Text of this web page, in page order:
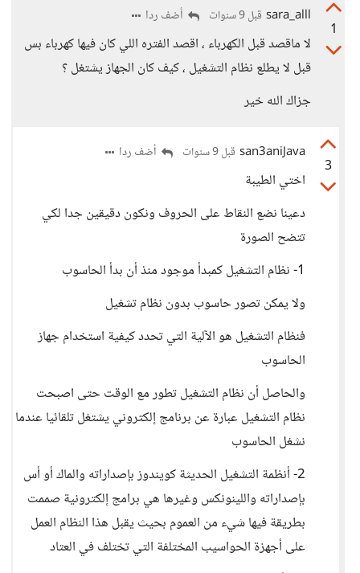
1
sara_alll قبل 9 سنوات أضف ردا
لا ماقصد قبل الكهرباء ، اقصد الفتره اللي كان فيها كهرباء بس
قبل لا يطلع نظام التشغيل ، كيف كان الجهاز يشتغل ؟
جزاك الله خير
3
san3aniJava قبل 9 سنوات أضف ردا
اختي الطيبة
دعينا نضع النقاط على الحروف ونكون دقيقين جدا لكي
تتضح الصورة
1- نظام التشغيل كمبدأ موجود منذ أن بدأ الحاسوب
ولا يمكن تصور حاسوب بدون نظام تشغيل
فنظام التشغيل هو الآلية التي تحدد كيفية استخدام جهاز
الحاسوب
والحاصل أن نظام التشغيل تطور مع الوقت حتى اصبحت
نظام التشغيل عبارة عن برنامج إلكتروني يشتغل تلقائيا عندما
نشغل الحاسوب
2- أنظمة التشغيل الحديثة كويندوز بإصداراته والماك أو أس
بإصداراته واللينونكس وغيرها هي برامج إلكترونية صممت
بطريقة فيها شيء من العموم بحيث يقبل هذا النظام العمل
على أجهزة الحواسيب المختلفة التي تختلف في العتاد